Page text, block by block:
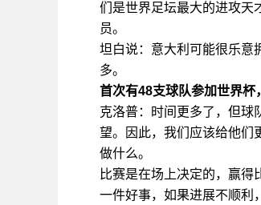
们是世界足坛最大的进攻天
员。
坦白说：意大利可能很乐意
多。
首次有48支球队参加世界杯
克洛普：时间更多了，但球
望。因此，我们应该给他们
做什么。
比赛是在场上决定的，赢
一件好事，如果进展不顺利